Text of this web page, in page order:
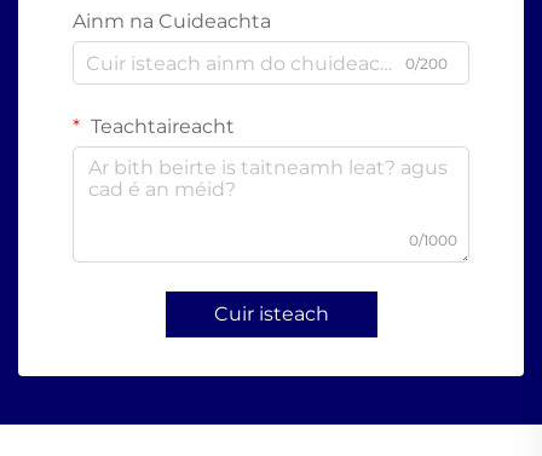
Ainm na Cuideachta
0/200
Teachtaireacht
0/1000
Cuir isteach